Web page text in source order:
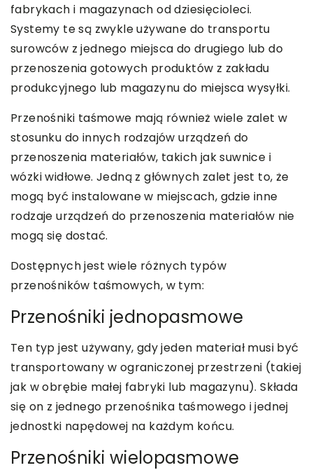
fabrykach i magazynach od dziesięcioleci.
Systemy te są zwykle używane do transportu
surowców z jednego miejsca do drugiego lub do
przenoszenia gotowych produktów z zakładu
produkcyjnego lub magazynu do miejsca wysyłki.
Przenośniki taśmowe mają również wiele zalet w
stosunku do innych rodzajów urządzeń do
przenoszenia materiałów, takich jak suwnice i
wózki widłowe. Jedną z głównych zalet jest to, że
mogą być instalowane w miejscach, gdzie inne
rodzaje urządzeń do przenoszenia materiałów nie
mogą się dostać.
Dostępnych jest wiele różnych typów
przenośników taśmowych, w tym:
Przenośniki jednopasmowe
Ten typ jest używany, gdy jeden materiał musi być
transportowany w ograniczonej przestrzeni (takiej
jak w obrębie małej fabryki lub magazynu). Składa
się on z jednego przenośnika taśmowego i jednej
jednostki napędowej na każdym końcu.
Przenośniki wielopasmowe